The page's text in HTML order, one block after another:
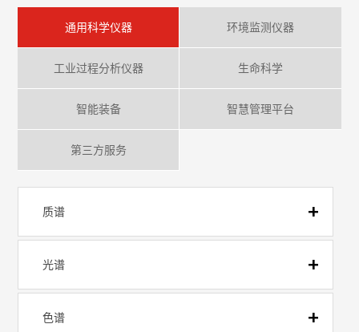
通用科学仪器 环境监测仪器
工业过程分析仪器 生命科学
智能装备 智慧管理平台
第三方服务
质谱
光谱
色谱